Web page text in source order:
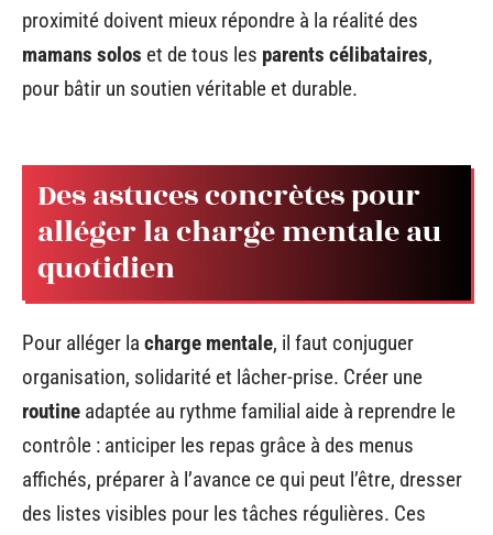
proximité doivent mieux répondre à la réalité des
mamans solos et de tous les parents célibataires,
pour bâtir un soutien véritable et durable.
Des astuces concrètes pour
alléger la charge mentale au
quotidien
Pour alléger la charge mentale, il faut conjuguer
organisation, solidarité et lâcher-prise. Créer une
routine adaptée au rythme familial aide à reprendre le
contrôle : anticiper les repas grâce à des menus
affichés, préparer à l’avance ce qui peut l’être, dresser
des listes visibles pour les tâches régulières. Ces